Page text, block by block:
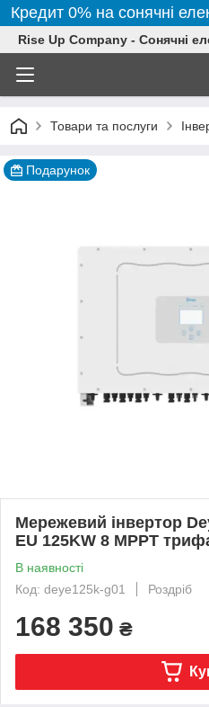
Кредит 0% на сонячні
Rise Up Company - Сонячні
Товари та послуги
Подарунок
Мережевий інвертор
EU 125KW 8 MPPT
В наявності
Код: deye125k-g01
Роздріб
168 350 ₴